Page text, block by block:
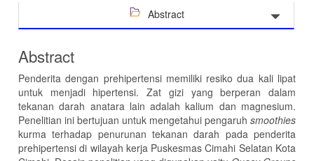
Abstract
Abstract
Penderita dengan prehipertensi memiliki resiko dua kali lipat
untuk menjadi hipertensi. Zat gizi yang berperan dalam
tekanan darah anatara lain adalah kalium dan magnesium.
Penelitian ini bertujuan untuk mengetahui pengaruh smoothies
kurma terhadap penurunan tekanan darah pada penderita
prehipertensi di wilayah kerja Puskesmas Cimahi Selatan Kota